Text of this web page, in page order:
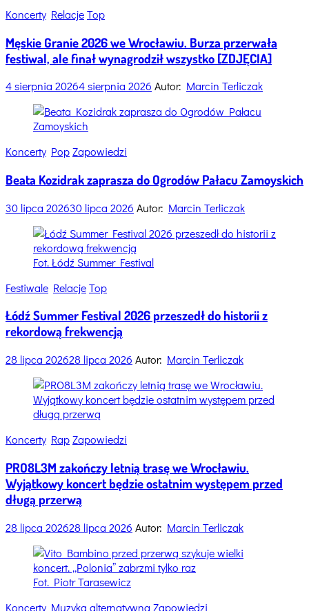
Categories
Koncerty RelacjeTop
Męskie Granie 2026 we Wrocławiu. Burza przerwała
festiwal, ale finał wynagrodził wszystko [ZDJĘCIA]
4 sierpnia 20264 sierpnia 2026 Autor: Marcin Terliczak
Categories
Koncerty PopZapowiedzi
Beata Kozidrak zaprasza do Ogrodów Pałacu Zamoyskich
30 lipca 202630 lipca 2026 Autor: Marcin Terliczak
Fot. Łódź Summer Festival
Categories
Festiwale RelacjeTop
Łódź Summer Festival 2026 przeszedł do historii z
rekordową frekwencją
28 lipca 202628 lipca 2026 Autor: Marcin Terliczak
Categories
Koncerty RapZapowiedzi
PRO8L3M zakończy letnią trasę we Wrocławiu.
Wyjątkowy koncert będzie ostatnim występem przed
długą przerwą
28 lipca 202628 lipca 2026 Autor: Marcin Terliczak
Fot. Piotr Tarasewicz
Categories
Koncerty Muzyka alternatywna Zapowiedzi